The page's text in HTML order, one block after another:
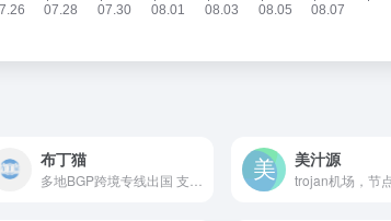
布丁猫 美汁源